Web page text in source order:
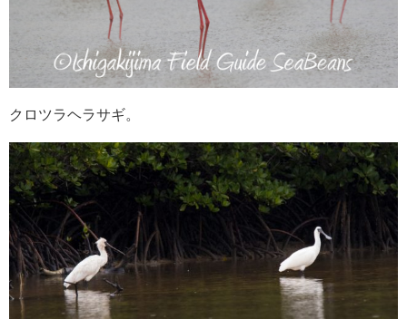
クロツラヘラサギ。